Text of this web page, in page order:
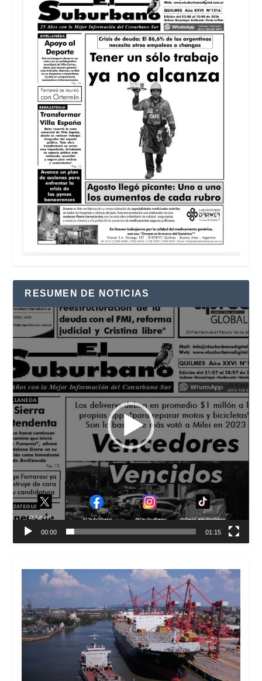
RESUMEN DE NOTICIAS
Reproductor
de
vídeo
00:00 01:15